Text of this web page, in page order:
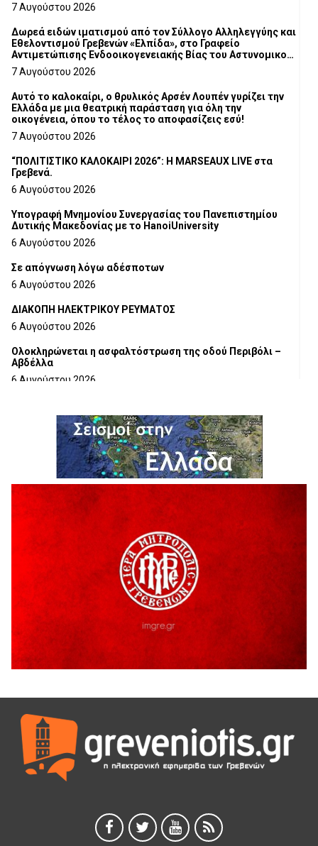
7 Αυγούστου 2026
Δωρεά ειδών ιματισμού από τον Σύλλογο Αλληλεγγύης και
Εθελοντισμού Γρεβενών «Ελπίδα», στο Γραφείο
Αντιμετώπισης Ενδοοικογενειακής Βίας του Αστυνομικού
Τμήματος Γρεβενών
7 Αυγούστου 2026
Αυτό το καλοκαίρι, ο θρυλικός Αρσέν Λουπέν γυρίζει την
Ελλάδα με μια θεατρική παράσταση για όλη την
οικογένεια, όπου το τέλος το αποφασίζεις εσύ!
7 Αυγούστου 2026
“ΠΟΛΙΤΙΣΤΙΚΟ ΚΑΛΟΚΑΙΡΙ 2026”: Η MARSEAUX LIVE στα
Γρεβενά.
6 Αυγούστου 2026
Υπογραφή Μνημονίου Συνεργασίας του Πανεπιστημίου
Δυτικής Μακεδονίας με το HanoiUniversity
6 Αυγούστου 2026
Σε απόγνωση λόγω αδέσποτων
6 Αυγούστου 2026
ΔΙΑΚΟΠΗ ΗΛΕΚΤΡΙΚΟΥ ΡΕΥΜΑΤΟΣ
6 Αυγούστου 2026
Ολοκληρώνεται η ασφαλτόστρωση της οδού Περιβόλι –
Αβδέλλα
6 Αυγούστου 2026
5 Αυγούστου 2026
Ο ΑΝΔΡΕΑΣ ΑΣΛΑΝΙΔΗΣ ΣΥΝΕΧΙΖΕΙ ΣΤΟΝ ΠΡΩΤΕΑ
ΓΡΕΒΕΝΩΝ
5 Αυγούστου 2026
Ευχαριστήριο Εκπολιτιστικού Συλλόγου Ταξιάρχη προς κ.
Παρασχάκη Αθανάσιο
Διακοπή υδροδότησης του Α΄ κλάδου ύδρευσης
5 Αυγούστου 2026
Η Marseaux στα Γρεβενά για μια μοναδική συναυλία
Θερινό Σινεμά στο πλαίσιο του «Πολιτιστικού
Καλοκαιριού 2026» με την βραβευμένη ταινία «Μικρές
Ανάσες».
Γρεβενά: Συνελήφθη 18χρονος αλλοδαπός, για κλοπή
εξοπλισμού γυμναστηρίου
5 Αυγούστου 2026
ΑΗ ΛΑΟΣ | 5 Αυγούστου | Υπαίθριο Θέατρο “Καστράκι”,
Γρεβενά
5 Αυγούστου 2026
5 Αυγούστου 2026